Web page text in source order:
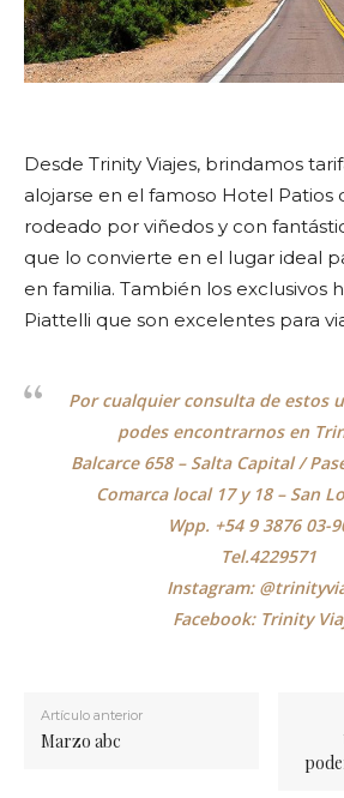
Desde Trinity Viajes, brindamos
alojarse en el famoso Hotel Patios
rodeado por viñedos y con
que lo convierte en el lugar ideal
en familia. También los exclusivos
Piattelli que son excelentes para
Por cualquier consulta de estos
podes encontrarnos en
Balcarce 658 – Salta Capital /
Comarca local 17 y 18 – San
Wpp. +54 9 3876 03-
Tel.4229571
Instagram:
Facebook: Trinity
Artículo anterior
Marzo abc